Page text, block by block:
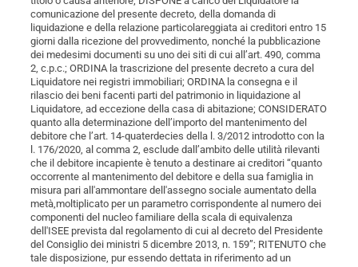
comunicazione del presente decreto, della domanda di
liquidazione e della relazione particolareggiata ai creditori entro 15
giorni dalla ricezione del provvedimento, nonché la pubblicazione
dei medesimi documenti su uno dei siti di cui all’art. 490, comma
2, c.p.c.; ORDINA la trascrizione del presente decreto a cura del
Liquidatore nei registri immobiliari; ORDINA la consegna e il
rilascio dei beni facenti parti del patrimonio in liquidazione al
Liquidatore, ad eccezione della casa di abitazione; CONSIDERATO
quanto alla determinazione dell’importo del mantenimento del
debitore che l’art. 14-quaterdecies della l. 3/2012 introdotto con la
l. 176/2020, al comma 2, esclude dall’ambito delle utilità rilevanti
che il debitore incapiente è tenuto a destinare ai creditori “quanto
occorrente al mantenimento del debitore e della sua famiglia in
misura pari all'ammontare dell'assegno sociale aumentato della
metà,moltiplicato per un parametro corrispondente al numero dei
componenti del nucleo familiare della scala di equivalenza
dell'ISEE prevista dal regolamento di cui al decreto del Presidente
del Consiglio dei ministri 5 dicembre 2013, n. 159”; RITENUTO che
tale disposizione, pur essendo dettata in riferimento ad un